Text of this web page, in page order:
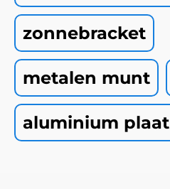
zonnebracket
metalen munt
aluminium plaat